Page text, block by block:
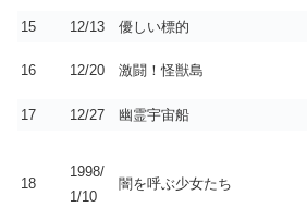
15 12/13 優しい標的
16 12/20 激闘！怪獣島
17 12/27 幽霊宇宙船
18
1998/
1/10
闇を呼ぶ少女たち